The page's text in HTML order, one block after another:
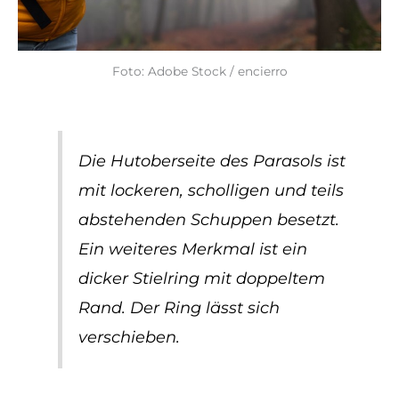
Foto: Adobe Stock / encierro
Die Hutoberseite des Parasols ist
mit lockeren, scholligen und teils
abstehenden Schuppen besetzt.
Ein weiteres Merkmal ist ein
dicker Stielring mit doppeltem
Rand. Der Ring lässt sich
verschieben.